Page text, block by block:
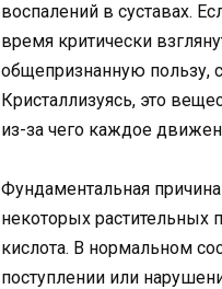
воспалений в суставах.
время критически
общепризнанную пользу,
Кристаллизуясь, это
из-за чего каждое
Фундаментальная
некоторых растительных
кислота. В нормальном
поступлении или